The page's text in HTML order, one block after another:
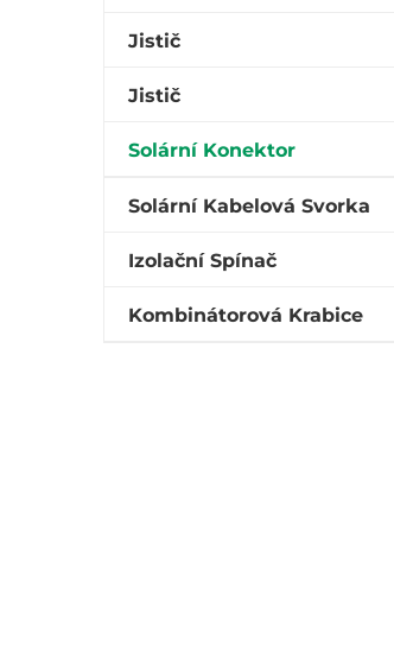
Jistič
Jistič
Solární Konektor
Solární Kabelová Svorka
Izolační Spínač
Kombinátorová Krabice